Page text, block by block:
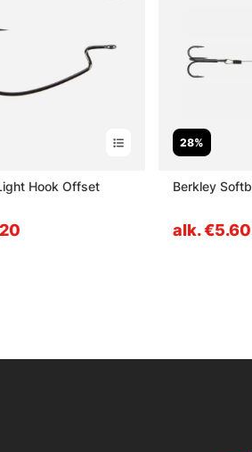
Hook Offset
28%
Berkley
alk. €5.60